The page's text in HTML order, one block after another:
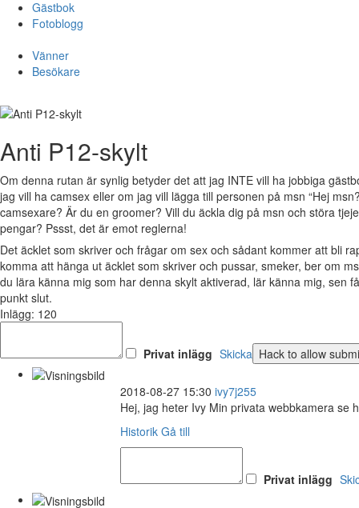
Gästbok
Fotoblogg
Vänner
Besökare
Anti P12-skylt
Om denna rutan är synlig betyder det att jag INTE vill ha jobbiga
jag vill ha camsex eller om jag vill lägga till personen på msn “Hej
camsexare? Är du en groomer? Vill du äckla dig på msn och störa
pengar? Pssst, det är emot reglerna!
Det äcklet som skriver och frågar om sex och sådant kommer att bli
komma att hänga ut äcklet som skriver och pussar, smeker, ber om
du lära känna mig som har denna skylt aktiverad, lär känna mig,
punkt slut.
Inlägg: 120
Privat inlägg Skicka
2018-08-27 15:30 ivy7j255
Hej, jag heter Ivy Min privata webbkamera se
Historik Gå till
Privat inlägg